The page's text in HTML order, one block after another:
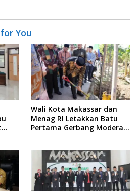
You
Wali Kota Makassar dan
Menag RI Letakkan Batu
Pertama Gerbang Moderasi